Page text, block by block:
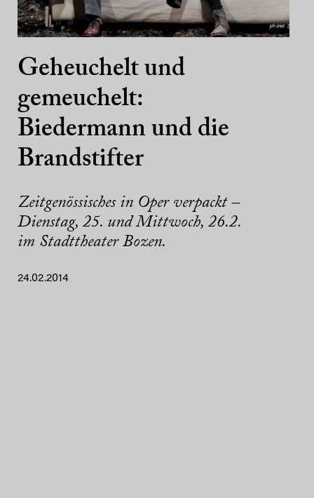
Geheuchelt und
gemeuchelt:
Biedermann und die
Brandstifter
Zeitgenössisches in Oper verpackt –
Dienstag, 25. und Mittwoch, 26.2.
im Stadttheater Bozen.
24.02.2014